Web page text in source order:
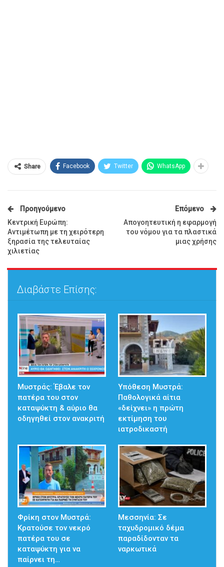
Share Facebook Twitter WhatsApp
Προηγούμενο
Κεντρική Ευρώπη:
Αντιμέτωπη με τη χειρότερη
ξηρασία της τελευταίας
χιλιετίας
Επόμενο
Απογοητευτική η εφαρμογή
του νόμου για τα πλαστικά
μιας χρήσης
Διαβάστε Επίσης:
Μυστράς: Έβαλε τον
πατέρα του στον
καταψύκτη & αύριο θα
οδηγηθεί στον ανακριτή
Υπόθεση Μυστρά:
Παθολογικά αίτια
«δείχνει» η πρώτη
εκτίμηση του
ιατροδικαστή
Φρίκη στον Μυστρά:
Κρατούσε τον νεκρό
πατέρα του σε
καταψύκτη για να
παίρνει τη…
Μεσσηνία: Σε
ταχυδρομικό δέμα
παραδίδονταν τα
ναρκωτικά